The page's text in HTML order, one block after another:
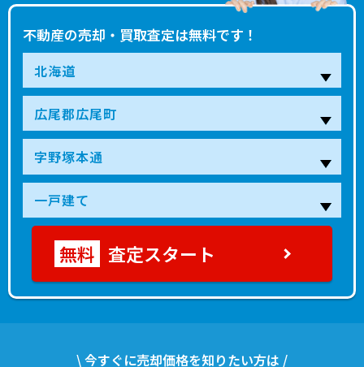
不動産の売却・買取査定は無料です！
査定スタート
\ 今すぐに売却価格を知りたい方は /